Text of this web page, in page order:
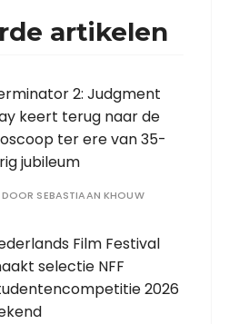
artikelen
2: Judgment
keert terug naar de
ter ere van 35-
jubileum
DOOR SEBASTIAAN KHOUW
Film Festival
selectie NFF
2026